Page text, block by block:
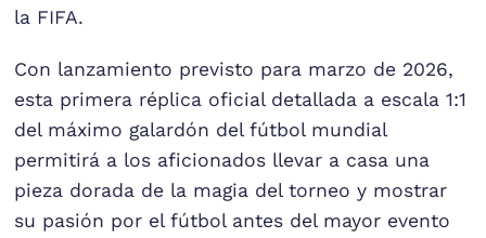
la FIFA.
Con lanzamiento previsto para marzo de 2026,
esta primera réplica oficial detallada a escala 1:1
del máximo galardón del fútbol mundial
permitirá a los aficionados llevar a casa una
pieza dorada de la magia del torneo y mostrar
su pasión por el fútbol antes del mayor evento